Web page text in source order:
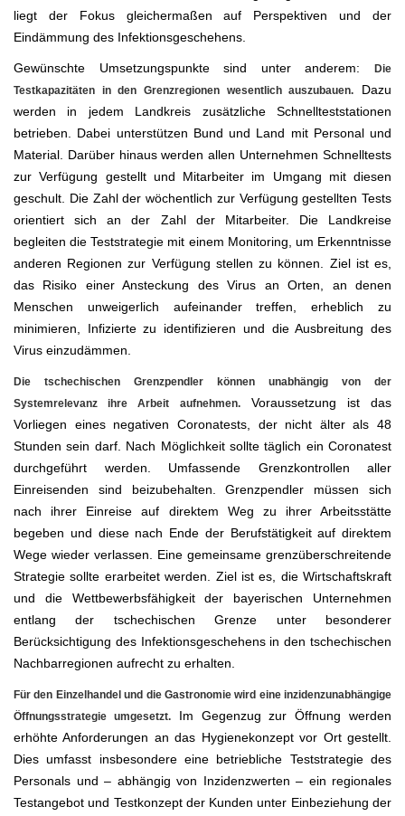
liegt der Fokus gleichermaßen auf Perspektiven und der
Eindämmung des Infektionsgeschehens.
Gewünschte Umsetzungspunkte sind unter anderem:
Die
Testkapazitäten in den Grenzregionen wesentlich auszubauen. Dazu
werden in jedem Landkreis zusätzliche Schnellteststationen
betrieben. Dabei unterstützen Bund und Land mit Personal und
Material. Darüber hinaus werden allen Unternehmen Schnelltests
zur Verfügung gestellt und Mitarbeiter im Umgang mit diesen
geschult. Die Zahl der wöchentlich zur Verfügung gestellten Tests
orientiert sich an der Zahl der Mitarbeiter. Die Landkreise
begleiten die Teststrategie mit einem Monitoring, um Erkenntnisse
anderen Regionen zur Verfügung stellen zu können. Ziel ist es,
das Risiko einer Ansteckung des Virus an Orten, an denen
Menschen unweigerlich aufeinander treffen, erheblich zu
minimieren, Infizierte zu identifizieren und die Ausbreitung des
Virus einzudämmen.
Die tschechischen Grenzpendler können unabhängig von der
Systemrelevanz ihre Arbeit aufnehmen.Voraussetzung ist das
Vorliegen eines negativen Coronatests, der nicht älter als 48
Stunden sein darf. Nach Möglichkeit sollte täglich ein Coronatest
durchgeführt werden. Umfassende Grenzkontrollen aller
Einreisenden sind beizubehalten. Grenzpendler müssen sich
nach ihrer Einreise auf direktem Weg zu ihrer Arbeitsstätte
begeben und diese nach Ende der Berufstätigkeit auf direktem
Wege wieder verlassen. Eine gemeinsame grenzüberschreitende
Strategie sollte erarbeitet werden. Ziel ist es, die Wirtschaftskraft
und die Wettbewerbsfähigkeit der bayerischen Unternehmen
entlang der tschechischen Grenze unter besonderer
Berücksichtigung des Infektionsgeschehens in den tschechischen
Nachbarregionen aufrecht zu erhalten.
Für den Einzelhandel und die Gastronomie wird eine inzidenzunabhängige
Öffnungsstrategie umgesetzt.Im Gegenzug zur Öffnung werden
erhöhte Anforderungen an das Hygienekonzept vor Ort gestellt.
Dies umfasst insbesondere eine betriebliche Teststrategie des
Personals und – abhängig von Inzidenzwerten – ein regionales
Testangebot und Testkonzept der Kunden unter Einbeziehung der